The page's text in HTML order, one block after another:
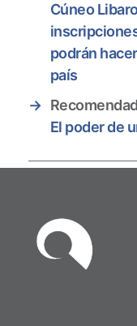
Cúneo
podrán
país
→
El poder de